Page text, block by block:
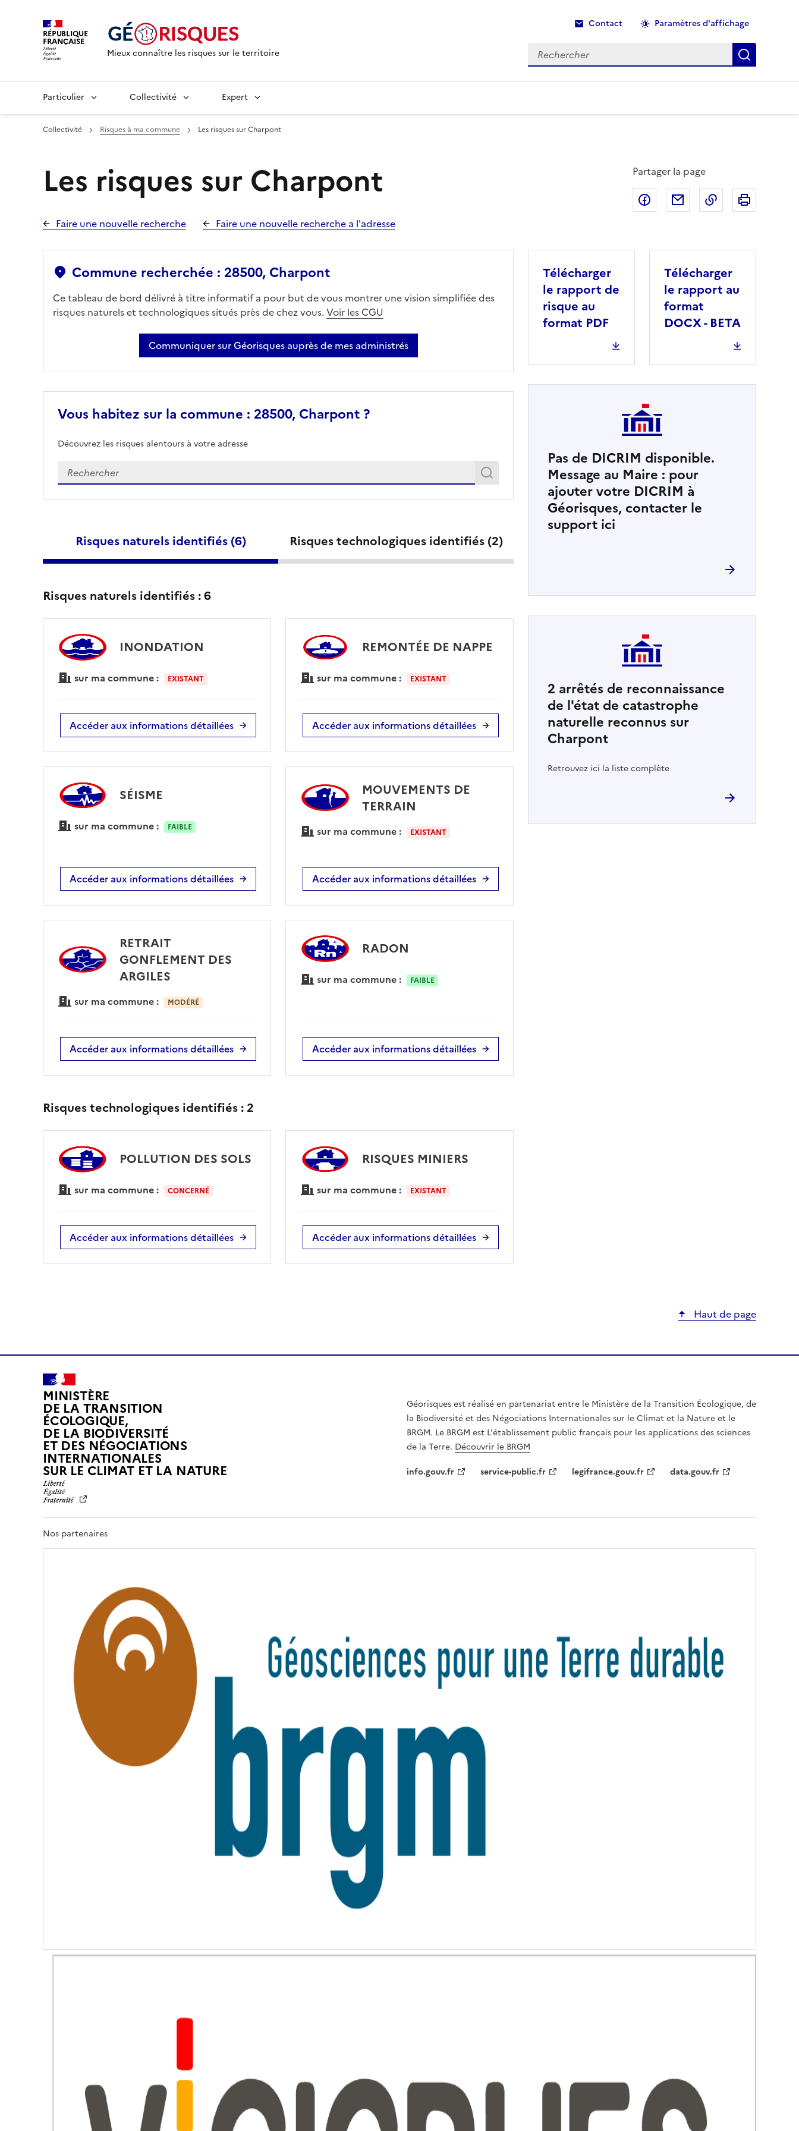
RÉPUBLIQUE
FRANÇAISE
Mieux connaître les risques sur le territoire
Contact Paramètres d'affichage
Rechercher
Recherche
Particulier Collectivité Expert
Collectivité Risques à ma commune Les risques sur Charpont
Les risques sur Charpont
Faire une nouvelle recherche Faire une nouvelle recherche a l'adresse
Partager la page
Partager sur Facebook
Partager par email
Copier dans le
Commune recherchée : 28500, Charpont
Ce tableau de bord délivré à titre informatif a pour but de vous montrer une vision simplifiée des
risques naturels et technologiques situés près de chez vous. Voir les CGU
Communiquer sur Géorisques auprès de mes administrés
Vous habitez sur la commune : 28500, Charpont ?
Découvrez les risques alentours à votre adresse
Veuillez renseigner votre adresse exacte Rechercher
Recherche
Risques naturels identifiés (6) Risques technologiques identifiés (2)
Risques naturels identifiés :6
INONDATION
sur ma commune : EXISTANT
Accéder aux informations détaillées
REMONTÉE DE NAPPE
sur ma commune : EXISTANT
Accéder aux informations détaillées
SÉISME
sur ma commune : FAIBLE
Accéder aux informations détaillées
MOUVEMENTS DE
TERRAIN
sur ma commune : EXISTANT
Accéder aux informations détaillées
RETRAIT
GONFLEMENT DES
ARGILES
sur ma commune : MODÉRÉ
Accéder aux informations détaillées
RADON
sur ma commune : FAIBLE
Accéder aux informations détaillées
Risques technologiques identifiés : 2
POLLUTION DES SOLS
sur ma commune : CONCERNÉ
Accéder aux informations détaillées
RISQUES MINIERS
sur ma commune : EXISTANT
Accéder aux informations détaillées
Télécharger
le rapport de
risque au
format PDF
Télécharger
le rapport au
format
DOCX - BETA
Pas de DICRIM disponible.
Message au Maire : pour
ajouter votre DICRIM à
Géorisques, contacter le
support ici
2 arrêtés de reconnaissance
de l'état de catastrophe
naturelle reconnus sur
Charpont
Retrouvez ici la liste complète
Haut de page
MINISTÈRE
DE LA TRANSITION
ÉCOLOGIQUE,
DE LA BIODIVERSITÉ
ET DES NÉGOCIATIONS
INTERNATIONALES
SUR LE CLIMAT ET LA NATUREL
R
É
R
R
N
T
Géorisques est réalisé en partenariat entre le Ministère de la Transition Écologique, de
la Biodiversité et des Négociations Internationales sur le Climat et la Nature et le
BRGM. Le BRGM est L'établissement public français pour les applications des sciences
de la Terre. Découvrir le BRGM
info.gouv.fr
service-public.fr legifrance.gouv.fr data.gouv.fr
Nos partenaires